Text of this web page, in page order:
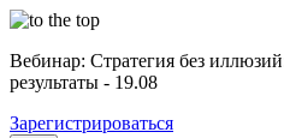
Вебинар: Стратегия без
результаты - 19.08
Зарегистрироваться